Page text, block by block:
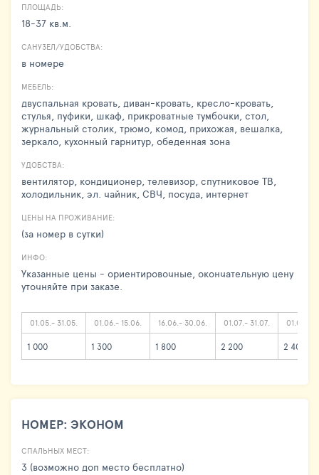
ПЛОЩАДЬ:
18-37 кв.м.
САНУЗЕЛ/УДОБСТВА:
в номере
МЕБЕЛЬ:
двуспальная кровать, диван-кровать, кресло-кровать,
стулья, пуфики, шкаф, прикроватные тумбочки, стол,
журнальный столик, трюмо, комод, прихожая, вешалка,
зеркало, кухонный гарнитур, обеденная зона
УДОБСТВА:
вентилятор, кондиционер, телевизор, спутниковое ТВ,
холодильник, эл. чайник, СВЧ, посуда, интернет
ЦЕНЫ НА ПРОЖИВАНИЕ:
(за номер в сутки)
ИНФО:
Указанные цены - ориентировочные, окончательную цену
уточняйте при заказе.
01.05.- 31.05. 01.06.- 15.06. 16.06.- 30.06. 01.07.- 31.07. 01.08.-
1 000 1 300 1 800 2 200 2 400
НОМЕР: ЭКОНОМ
СПАЛЬНЫХ МЕСТ:
3 (возможно доп место бесплатно)